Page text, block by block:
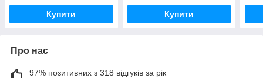
Купити Купити
Про нас
97% позитивних з 318 відгуків за рік